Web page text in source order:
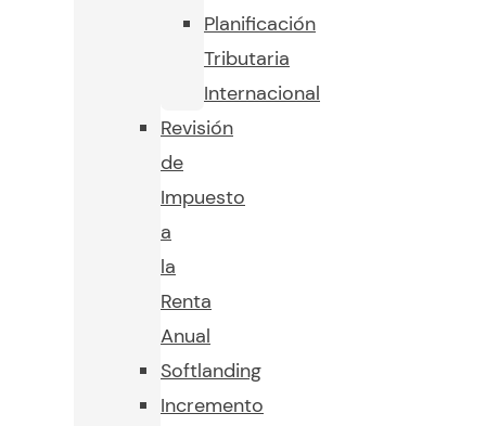
Planificación
Tributaria
Internacional
Revisión
de
Impuesto
a
la
Renta
Anual
Softlanding
Incremento